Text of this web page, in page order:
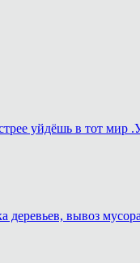
уйдёшь в тот мир
вывоз